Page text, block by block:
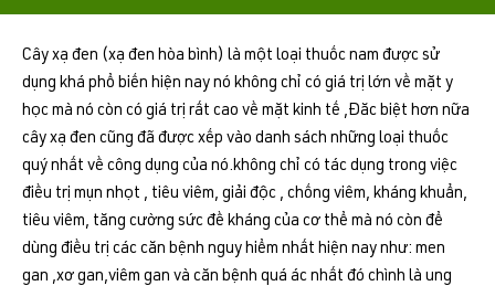
Cây xạ đen (xạ đen hòa bình) là một loại thuốc nam được sử
dụng khá phổ biến hiện nay nó không chỉ có giá trị lớn về mặt y
học mà nó còn có giá trị rất cao về mặt kinh tế ,Đăc biệt hơn nữa
cây xạ đen cũng đã được xếp vào danh sách những loại thuốc
quý nhất về công dụng của nó.không chỉ có tác dụng trong việc
điều trị mụn nhọt , tiêu viêm, giải độc , chống viêm, kháng khuẩn,
tiêu viêm, tăng cường sức đề kháng của cơ thể mà nó còn để
dùng điều trị các căn bệnh nguy hiểm nhất hiện nay như: men
gan ,xơ gan,viêm gan và căn bệnh quá ác nhất đó chình là ung